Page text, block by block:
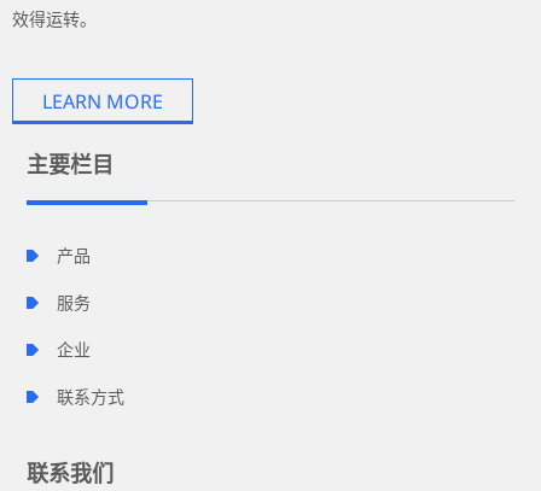
效得运转。
LEARN MORE
主要栏目
产品
服务
企业
联系方式
联系我们